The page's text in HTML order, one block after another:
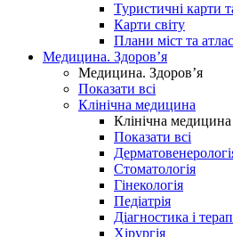
Туристичні карти
Карти світу
Плани міст та
Медицина. Здоров’я
Медицина. Здоров’я
Показати всі
Клінічна медицина
Клінічна медицина
Показати всі
Стоматологія
Гінекологія
Педіатрія
Діагностика і
Хірургія